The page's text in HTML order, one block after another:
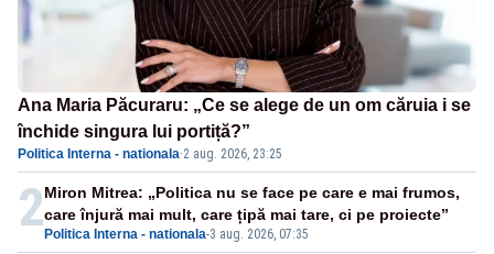
Ana Maria Păcuraru: „Ce se alege de un om căruia i se
închide singura lui portiță?”
Politica Interna - nationala·2 aug. 2026, 23:25
2 Politica Interna - nationala-3 aug. 2026, 07:35
Miron Mitrea: „Politica nu se face pe care e mai frumos,
care înjură mai mult, care țipă mai tare, ci pe proiecte”